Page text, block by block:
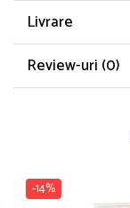
Livrare
Review-uri (0)
-14%